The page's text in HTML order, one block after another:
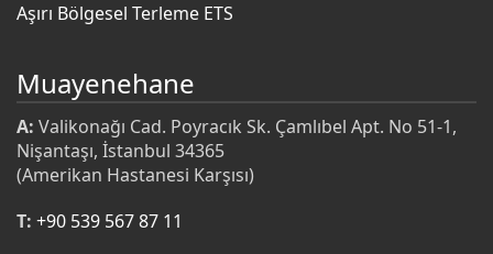
Aşırı Bölgesel Terleme ETS
Muayenehane
A: Valikonağı Cad. Poyracık Sk. Çamlıbel Apt. No 51-1,
Nişantaşı, İstanbul 34365
(Amerikan Hastanesi Karşısı)
T: +90 539 567 87 11